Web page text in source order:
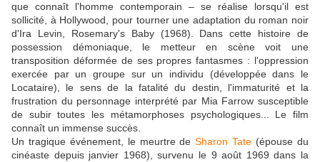
que connaît l'homme contemporain – se réalise lorsqu'il est
sollicité, à Hollywood, pour tourner une adaptation du roman noir
d'Ira Levin, Rosemary's Baby (1968). Dans cette histoire de
possession démoniaque, le metteur en scène voit une
transposition déformée de ses propres fantasmes : l'oppression
exercée par un groupe sur un individu (développée dans le
Locataire), le sens de la fatalité du destin, l'immaturité et la
frustration du personnage interprété par Mia Farrow susceptible
de subir toutes les métamorphoses psychologiques... Le film
connaît un immense succès.
Un tragique événement, le meurtre deSharon Tate (épouse du
cinéaste depuis janvier 1968), survenu le 9 août 1969 dans la